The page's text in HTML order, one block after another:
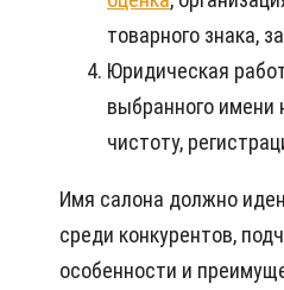
товарного знака,
Юридическая
выбранного имени
чистоту,
Имя салона должно
среди конкурентов,
особенности и